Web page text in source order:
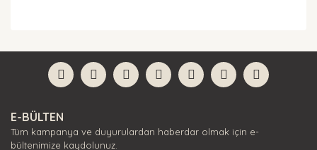
Yorum Yaz
formunu kullanarak tarafımıza iletebilirsiniz.
Görüş ve önerileriniz için teşekkür ederiz.
Ürün açıklamasında eksik bilgiler bulunuyor.
Ürün bilgilerinde hatalar bulunuyor.
E-BÜLTEN
Tüm kampanya ve duyurulardan haberdar olmak için e-
bültenimize kaydolunuz.